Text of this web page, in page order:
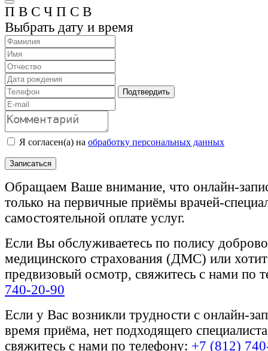
П В С Ч П С В
Выбрать дату и время
Подтвердить
Я согласен(а) на обработку персональных данных
Записаться
Обращаем Ваше внимание, что онлайн-
только на первичные приёмы врачей-
самостоятельной оплате услуг.
Если Вы обслуживаетесь по полису
медицинского страхования (ДМС) или
предвизовый осмотр, свяжитесь с нами по
740-20-90
Если у Вас возникли трудности с онлайн-
время приёма, нет подходящего
свяжитесь с нами по телефону: +7 (812)